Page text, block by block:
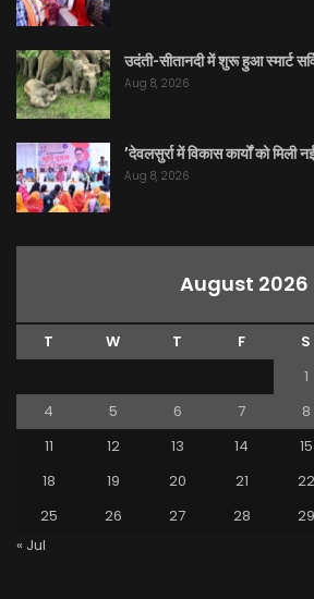
उदंती-सीतानदी में शुरू हुआ स्मार्ट
Aug 8, 2026
’देवलसुर्रा में विकास कार्यों को
Aug 8, 2026
August 2026
T W T F S
1
4
5 6 7 8
11
12 13 14 15
18
19 20 21 22
25
26 27 28 29
« Jul